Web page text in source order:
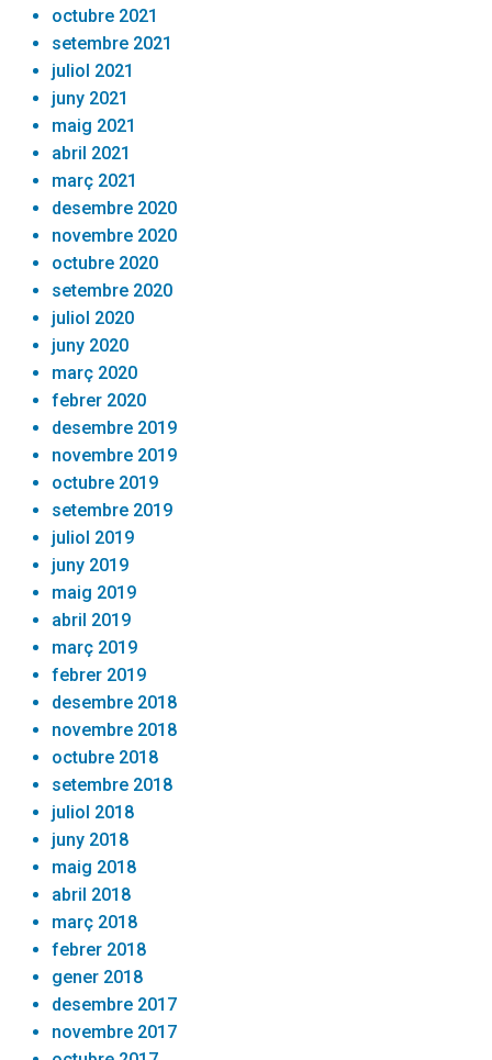
octubre 2021
setembre 2021
juliol 2021
juny 2021
maig 2021
abril 2021
març 2021
desembre 2020
novembre 2020
octubre 2020
setembre 2020
juliol 2020
juny 2020
març 2020
febrer 2020
desembre 2019
novembre 2019
octubre 2019
setembre 2019
juliol 2019
juny 2019
maig 2019
abril 2019
març 2019
febrer 2019
desembre 2018
novembre 2018
octubre 2018
setembre 2018
juliol 2018
juny 2018
maig 2018
abril 2018
març 2018
febrer 2018
gener 2018
desembre 2017
novembre 2017